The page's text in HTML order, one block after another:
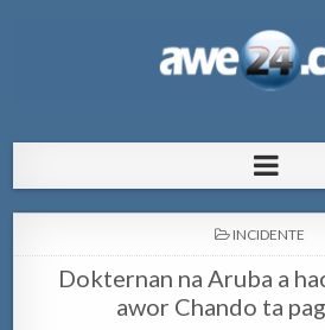
pa Aruba
POSTED
INCIDENTE
Dokternan na Aruba a
awor Chando ta